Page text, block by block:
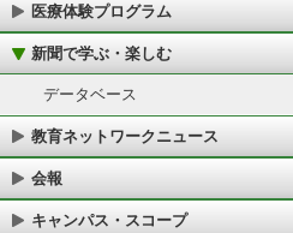
医療体験プログラム
新聞で学ぶ・楽しむ
データベース
教育ネットワークニュース
会報
キャンパス・スコープ